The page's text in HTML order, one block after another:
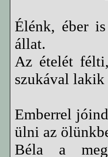
Élénk, éber
állat.
Az ételét
szukával
Emberrel
ülni az
Béla a